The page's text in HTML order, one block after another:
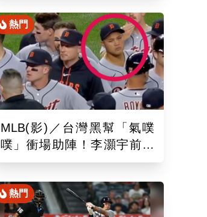
熱門
MLB(影)／台灣黑幫「氣噗
噗」衝場助陣！李灝宇前輩
遭觸身球「引爆大場面」
熱門